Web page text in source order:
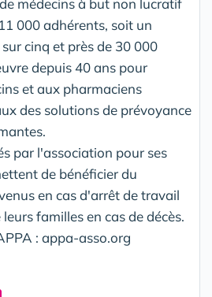
médecins à but non lucratif
000 adhérents, soit un
cinq et près de 30 000
depuis 40 ans pour
et aux pharmaciens
des solutions de prévoyance
par l'association pour ses
de bénéficier du
en cas d'arrêt de travail
familles en cas de décès.
: appa-asso.org